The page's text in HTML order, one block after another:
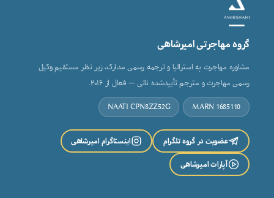
گروه مهاجرتی امیرشاهی
مشاوره مهاجرت به استرالیا و ترجمه رسمی مدارک، زیر نظر مستقیم وکیل
رسمی مهاجرت و مترجم تأییدشده ناتی — فعال از ۲۰۱۶.
MARN 1685110
NAATI CPN8ZZ52G
عضویت در گروه تلگرام اینستاگرام امیرشاهی
آپارات امیرشاهی